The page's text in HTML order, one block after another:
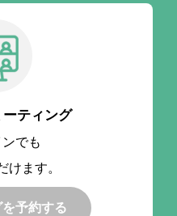
ティング
でも
けます。
予約する